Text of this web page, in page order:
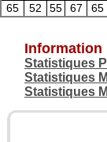
65
52 55 67 65
Information
Statistiques
Statistiques
Statistiques